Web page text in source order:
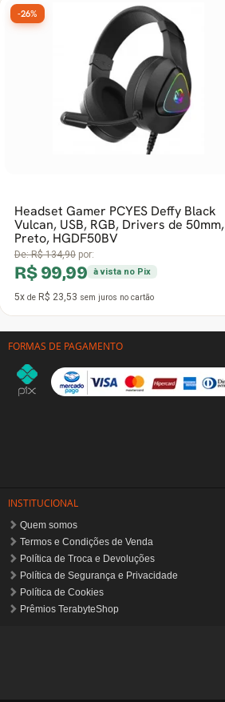
Headset Gamer PCYES Deffy Black
Vulcan, USB, RGB, Drivers de 50mm,
Preto, HGDF50BV
De:R$ 134,90 por:
R$ 99,99 à vista no Pix
5x de R$ 23,53 sem juros no cartão
-26%
FORMAS DE PAGAMENTO
INSTITUCIONAL
Quem somos
Termos e Condições de Venda
Política de Troca e Devoluções
Política de Segurança e Privacidade
Política de Cookies
Prêmios TerabyteShop